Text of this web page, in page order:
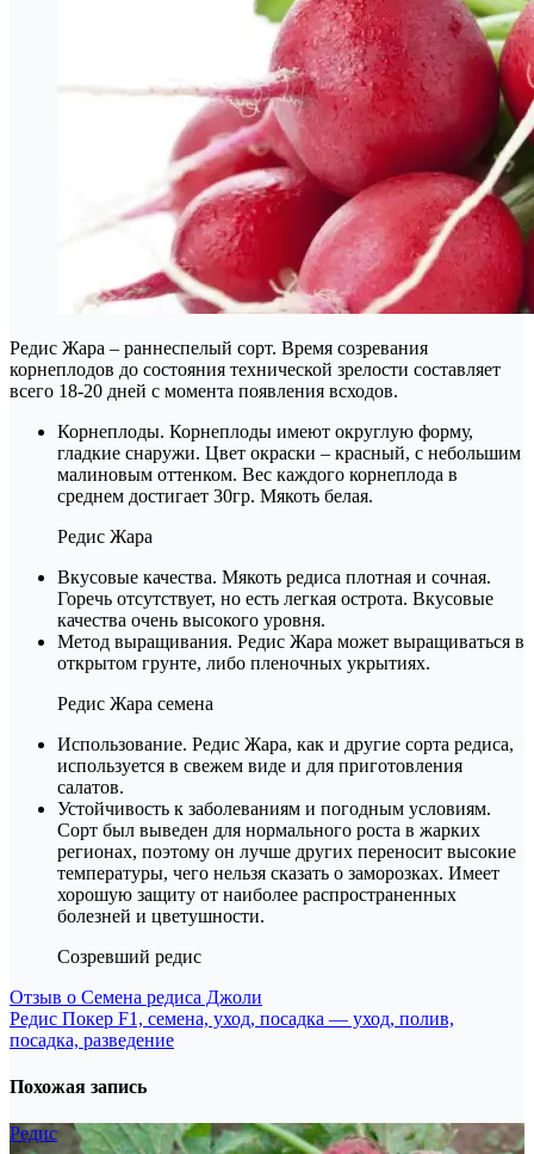
Редис Жара – раннеспелый сорт. Время созревания
корнеплодов до состояния технической зрелости составляет
всего 18-20 дней с момента появления всходов.
Корнеплоды. Корнеплоды имеют округлую форму,
гладкие снаружи. Цвет окраски – красный, с небольшим
малиновым оттенком. Вес каждого корнеплода в
среднем достигает 30гр. Мякоть белая.
Редис Жара
Вкусовые качества. Мякоть редиса плотная и сочная.
Горечь отсутствует, но есть легкая острота. Вкусовые
качества очень высокого уровня.
Метод выращивания. Редис Жара может выращиваться в
открытом грунте, либо пленочных укрытиях.
Редис Жара семена
Использование. Редис Жара, как и другие сорта редиса,
используется в свежем виде и для приготовления
салатов.
Устойчивость к заболеваниям и погодным условиям.
Сорт был выведен для нормального роста в жарких
регионах, поэтому он лучше других переносит высокие
температуры, чего нельзя сказать о заморозках. Имеет
хорошую защиту от наиболее распространенных
болезней и цветушности.
Созревший редис
Навигация
по
Отзыв о Семена редиса Джоли
Редис Покер F1, семена, уход, посадка — уход, полив,
посадка, разведение
Похожая запись
Редис